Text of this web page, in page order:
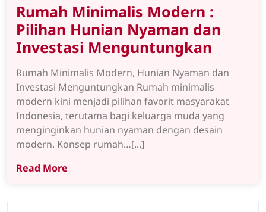
Rumah Minimalis Modern :
Pilihan Hunian Nyaman dan
Investasi Menguntungkan
Rumah Minimalis Modern, Hunian Nyaman dan
Investasi Menguntungkan Rumah minimalis
modern kini menjadi pilihan favorit masyarakat
Indonesia, terutama bagi keluarga muda yang
menginginkan hunian nyaman dengan desain
modern. Konsep rumah…[...]
Read More